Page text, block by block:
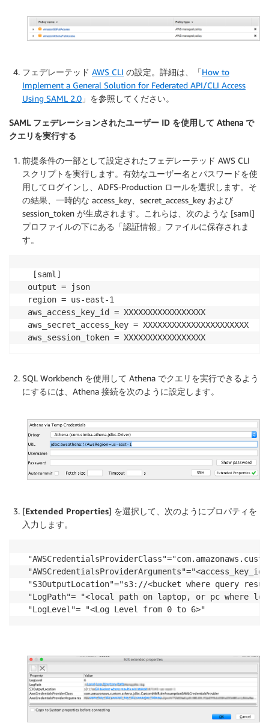
フェデレーテッド AWS CLI の設定。詳細は、「How to
Implement a General Solution for Federated API/CLI Access
Using SAML 2.0 」を参照してください。
SAML フェデレーションされたユーザー ID を使用して Athena で
クエリを実行する
前提条件の一部として設定されたフェデレーテッド AWS CLI
スクリプトを実行します。有効なユーザー名とパスワードを使
用してログインし、ADFS-Production ロールを選択します。そ
の結果、一時的な access_key、secret_access_key および
session_token が生成されます。これらは、次のような [saml]
プロファイルの下にある「認証情報」ファイルに保存されま
す。
[saml]
output = json
region = us-east-1
aws_access_key_id = XXXXXXXXXXXXXXXXX
aws_secret_access_key = XXXXXXXXXXXXXXXXXXXXXX
aws_session_token = XXXXXXXXXXXXXXXXX
SQL Workbench を使用して Athena でクエリを実行できるよう
にするには、Athena 接続を次のように設定します。
[Extended Properties] を選択して、次のようにプロパティを
入力します。
"S3OutputLocation"="s3://<bucket where query
"LogPath"= "<local path on laptop, or pc where
"LogLevel"= "<Log Level from 0 to 6>"